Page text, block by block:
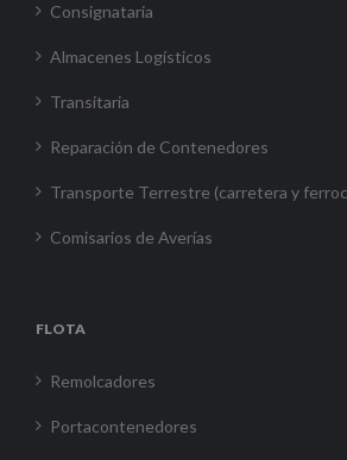
Consignataria
Almacenes Logísticos
Transitaria
Reparación de Contenedores
Transporte Terrestre (carretera y
Comisarios de Averías
FLOTA
Remolcadores
Portacontenedores